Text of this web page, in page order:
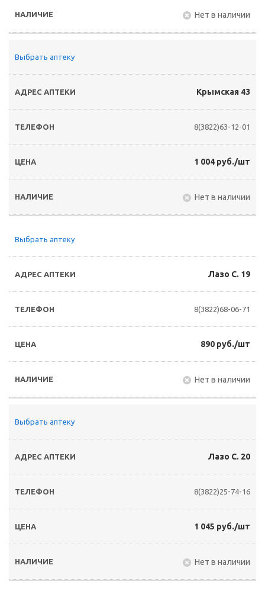
Нет в наличии
Выбрать аптеку
Крымская 43
8(3822)63-12-01
1 004 руб./шт
Нет в наличии
Выбрать аптеку
Лазо С. 19
8(3822)68-06-71
890 руб./шт
Нет в наличии
Выбрать аптеку
Лазо С. 20
8(3822)25-74-16
1 045 руб./шт
Нет в наличии